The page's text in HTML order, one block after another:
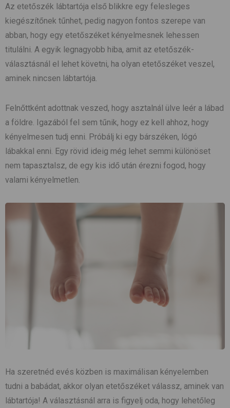
Az etetőszék lábtartója első blikkre egy felesleges
kiegészítőnek tűnhet, pedig nagyon fontos szerepe van
abban, hogy egy etetőszéket kényelmesnek lehessen
titulálni. A egyik legnagyobb hiba, amit az etetőszék-
választásnál el lehet követni, ha olyan etetőszéket veszel,
aminek nincsen lábtartója.
Felnőttként adottnak veszed, hogy asztalnál ülve leér a lábad
a földre. Igazából fel sem tűnik, hogy ez kell ahhoz, hogy
kényelmesen tudj enni. Próbálj ki egy bárszéken, lógó
lábakkal enni. Egy rövid ideig még lehet semmi különöset
nem tapasztalsz, de egy kis idő után érezni fogod, hogy
valami kényelmetlen.
Ha szeretnéd evés közben is maximálisan kényelemben
tudni a babádat, akkor olyan etetőszéket válassz, aminek van
lábtartója! A választásnál arra is figyelj oda, hogy lehetőleg